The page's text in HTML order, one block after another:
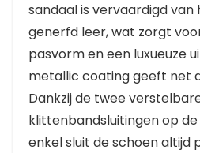
sandaal is vervaardigd van
generfd leer, wat zorgt
pasvorm en een luxueuze
metallic coating geeft net
Dankzij de twee
klittenbandsluitingen op
enkel sluit de schoen altijd